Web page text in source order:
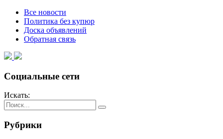
Все новости
Политика без купюр
Доска объявлений
Обратная связь
Социальные сети
Искать:
Рубрики